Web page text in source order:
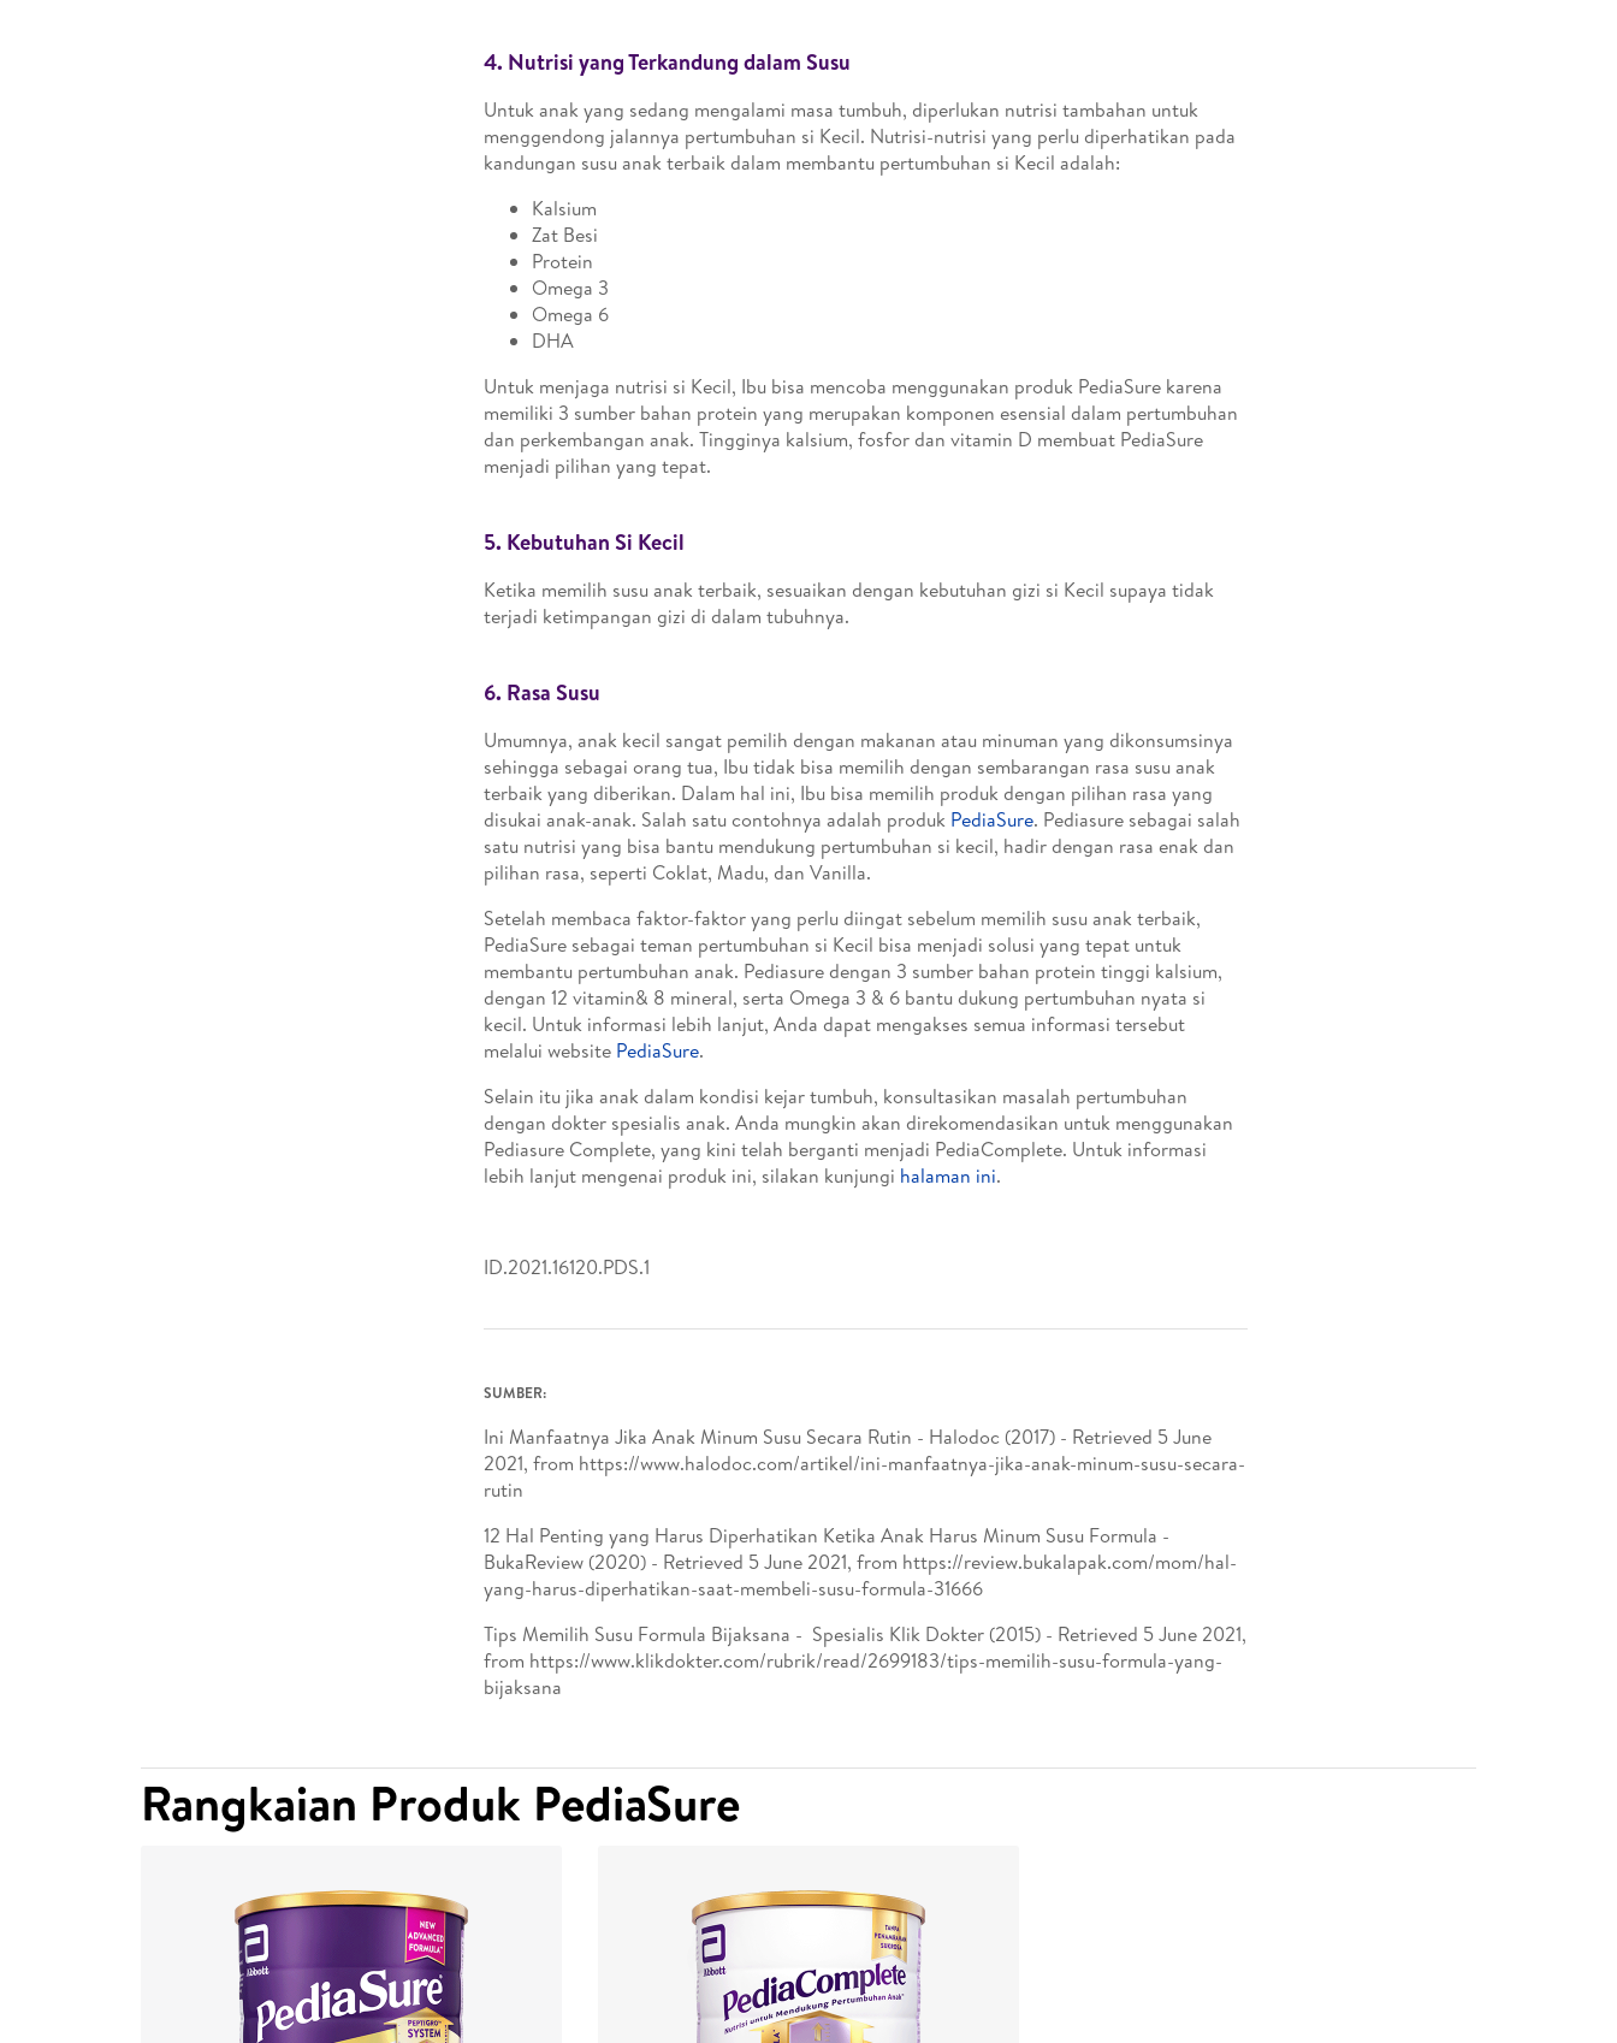
4. Nutrisi yang Terkandung dalam Susu
Untuk anak yang sedang mengalami masa tumbuh, diperlukan nutrisi tambahan untuk
menggendong jalannya pertumbuhan si Kecil. Nutrisi-nutrisi yang perlu diperhatikan pada
kandungan susu anak terbaik dalam membantu pertumbuhan si Kecil adalah:
Kalsium
Zat Besi
Protein
Omega 3
Omega 6
DHA
Untuk menjaga nutrisi si Kecil, Ibu bisa mencoba menggunakan produk PediaSure karena
memiliki 3 sumber bahan protein yang merupakan komponen esensial dalam pertumbuhan
dan perkembangan anak. Tingginya kalsium, fosfor dan vitamin D membuat PediaSure
menjadi pilihan yang tepat.
5. Kebutuhan Si Kecil
Ketika memilih susu anak terbaik, sesuaikan dengan kebutuhan gizi si Kecil supaya tidak
terjadi ketimpangan gizi di dalam tubuhnya.
6. Rasa Susu
Umumnya, anak kecil sangat pemilih dengan makanan atau minuman yang dikonsumsinya
sehingga sebagai orang tua, Ibu tidak bisa memilih dengan sembarangan rasa susu anak
terbaik yang diberikan. Dalam hal ini, Ibu bisa memilih produk dengan pilihan rasa yang
disukai anak-anak. Salah satu contohnya adalah produk PediaSure. Pediasure sebagai salah
satu nutrisi yang bisa bantu mendukung pertumbuhan si kecil, hadir dengan rasa enak dan
pilihan rasa, seperti Coklat, Madu, dan Vanilla.
Setelah membaca faktor-faktor yang perlu diingat sebelum memilih susu anak terbaik,
PediaSure sebagai teman pertumbuhan si Kecil bisa menjadi solusi yang tepat untuk
membantu pertumbuhan anak. Pediasure dengan 3 sumber bahan protein tinggi kalsium,
dengan 12 vitamin& 8 mineral, serta Omega 3 & 6 bantu dukung pertumbuhan nyata si
kecil. Untuk informasi lebih lanjut, Anda dapat mengakses semua informasi tersebut
melalui website PediaSure.
Selain itu jika anak dalam kondisi kejar tumbuh, konsultasikan masalah pertumbuhan
dengan dokter spesialis anak. Anda mungkin akan direkomendasikan untuk menggunakan
Pediasure Complete, yang kini telah berganti menjadi PediaComplete. Untuk informasi
lebih lanjut mengenai produk ini, silakan kunjungi halaman ini.
ID.2021.16120.PDS.1
SUMBER:
Ini Manfaatnya Jika Anak Minum Susu Secara Rutin - Halodoc (2017) - Retrieved 5 June
2021, from https://www.halodoc.com/artikel/ini-manfaatnya-jika-anak-minum-susu-secara-
rutin
12 Hal Penting yang Harus Diperhatikan Ketika Anak Harus Minum Susu Formula -
BukaReview (2020) - Retrieved 5 June 2021, from https://review.bukalapak.com/mom/hal-
yang-harus-diperhatikan-saat-membeli-susu-formula-31666
Tips Memilih Susu Formula Bijaksana - Spesialis Klik Dokter (2015) - Retrieved 5 June 2021,
from https://www.klikdokter.com/rubrik/read/2699183/tips-memilih-susu-formula-yang-
bijaksana
Rangkaian Produk PediaSure